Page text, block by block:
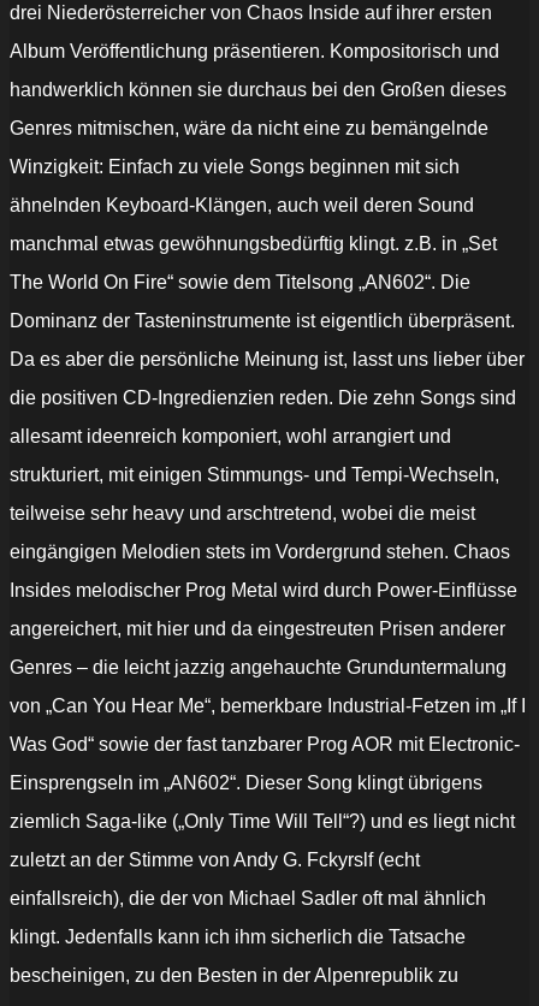
drei Niederösterreicher von Chaos Inside auf ihrer ersten
Album Veröffentlichung präsentieren. Kompositorisch und
handwerklich können sie durchaus bei den Großen dieses
Genres mitmischen, wäre da nicht eine zu bemängelnde
Winzigkeit: Einfach zu viele Songs beginnen mit sich
ähnelnden Keyboard-Klängen, auch weil deren Sound
manchmal etwas gewöhnungsbedürftig klingt. z.B. in „Set
The World On Fire“ sowie dem Titelsong „AN602“. Die
Dominanz der Tasteninstrumente ist eigentlich überpräsent.
Da es aber die persönliche Meinung ist, lasst uns lieber über
die positiven CD-Ingredienzien reden. Die zehn Songs sind
allesamt ideenreich komponiert, wohl arrangiert und
strukturiert, mit einigen Stimmungs- und Tempi-Wechseln,
teilweise sehr heavy und arschtretend, wobei die meist
eingängigen Melodien stets im Vordergrund stehen. Chaos
Insides melodischer Prog Metal wird durch Power-Einflüsse
angereichert, mit hier und da eingestreuten Prisen anderer
Genres – die leicht jazzig angehauchte Grunduntermalung
von „Can You Hear Me“, bemerkbare Industrial-Fetzen im „If I
Was God“ sowie der fast tanzbarer Prog AOR mit Electronic-
Einsprengseln im „AN602“. Dieser Song klingt übrigens
ziemlich Saga-like („Only Time Will Tell“?) und es liegt nicht
zuletzt an der Stimme von Andy G. Fckyrslf (echt
einfallsreich), die der von Michael Sadler oft mal ähnlich
klingt. Jedenfalls kann ich ihm sicherlich die Tatsache
bescheinigen, zu den Besten in der Alpenrepublik zu